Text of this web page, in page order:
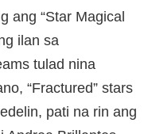
ang “Star Magical
ilan sa
tulad nina
“Fractured” stars
pati na rin ang